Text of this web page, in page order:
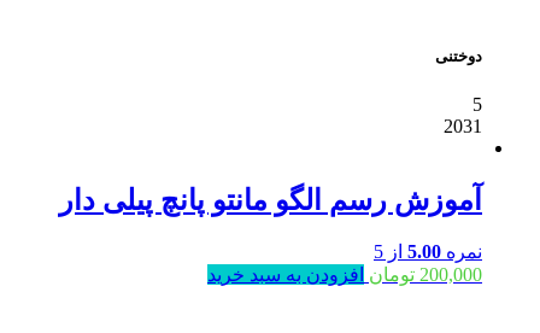
دوختنی
5
2031
آموزش رسم الگو مانتو پانچ پیلی دار
نمره 5.00 از 5
200,000 تومان افزودن به سبد خرید